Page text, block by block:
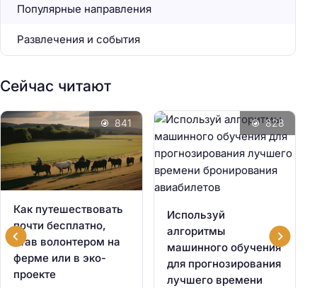
Популярные направления
Развлечения и события
Сейчас читают
Как путешествовать
почти бесплатно,
став волонтером на
ферме или в эко-
проекте
841
Используй
алгоритмы
машинного обучения
для прогнозирования
лучшего времени
828